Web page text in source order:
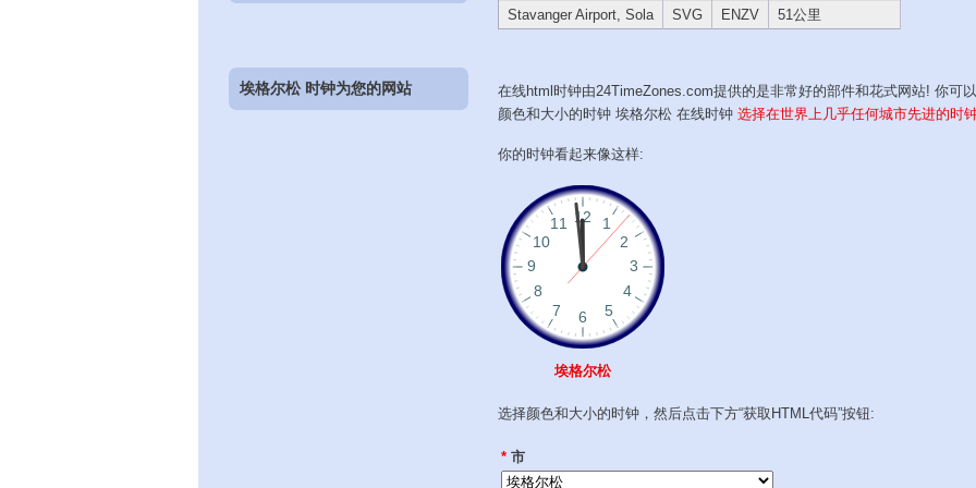
Stavanger Airport, Sola
SVG ENZV 51公里
埃格尔松 时钟为您的网站
在线html时钟由24TimeZones.com提供的是非常好的部件和花式网站! 你可
颜色和大小的时钟 埃格尔松 在线时钟选择在世界上几乎任何城市先进的时
你的时钟看起来像这样:
埃格尔松
选择颜色和大小的时钟，然后点击下方“获取HTML代码”按钮:
* 市